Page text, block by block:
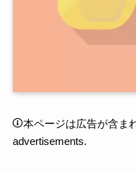
本ページは広告が含ま
advertisements.